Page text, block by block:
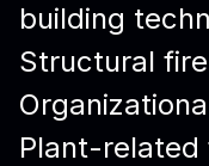
building
Structural
Plant-